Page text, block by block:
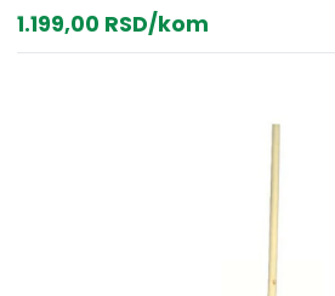
1.199,00 RSD/kom